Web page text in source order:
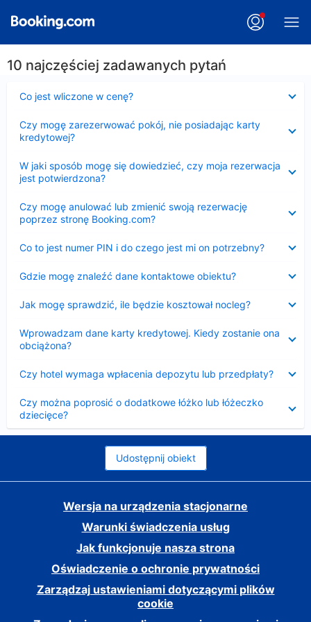
10 najczęściej zadawanych pytań
Co jest wliczone w cenę?
Czy mogę zarezerwować pokój, nie posiadając karty
kredytowej?
W jaki sposób mogę się dowiedzieć, czy moja rezerwacja
jest potwierdzona?
Czy mogę anulować lub zmienić swoją rezerwację
poprzez stronę Booking.com?
Co to jest numer PIN i do czego jest mi on potrzebny?
Gdzie mogę znaleźć dane kontaktowe obiektu?
Jak mogę sprawdzić, ile będzie kosztował nocleg?
Wprowadzam dane karty kredytowej. Kiedy zostanie ona
obciążona?
Czy hotel wymaga wpłacenia depozytu lub przedpłaty?
Czy można poprosić o dodatkowe łóżko lub łóżeczko
dziecięce?
Udostępnij obiekt
Wersja na urządzenia stacjonarne
Warunki świadczenia usług
Jak funkcjonuje nasza strona
Oświadczenie o ochronie prywatności
Zarządzaj ustawieniami dotyczącymi plików
cookie